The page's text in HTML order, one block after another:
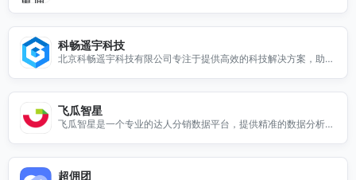
科畅遥宇科技
北京科畅遥宇科技有限公司专注于提供高效的科技解决方案，助力
飞瓜智星
飞瓜智星是一个专业的达人分销数据平台，提供精准的数据分析与
超佣团